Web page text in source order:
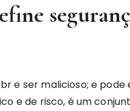
e ser malicioso; e
e de risco, é um